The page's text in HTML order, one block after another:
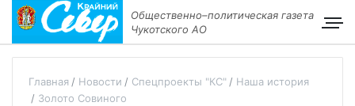
Общественно–политическая газета
Чукотского АО
Главная Новости Спецпроекты "КС"
Наша история
Золото Совиного